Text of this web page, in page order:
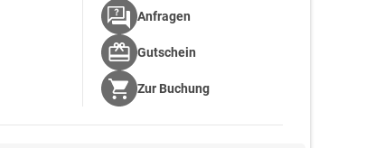
Anfragen
Gutschein
Zur Buchung